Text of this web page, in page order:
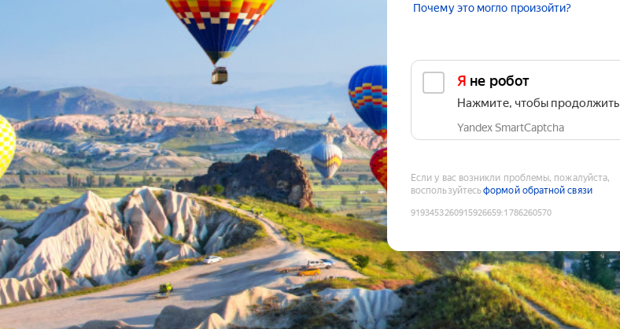
Почему это могло произойти?
Я не робот
Нажмите, чтобы продолжить
Yandex SmartCaptcha
Если у вас возникли проблемы, пожалуйста,
воспользуйтесьформой обратной связи
9193453260915926659:1786260570